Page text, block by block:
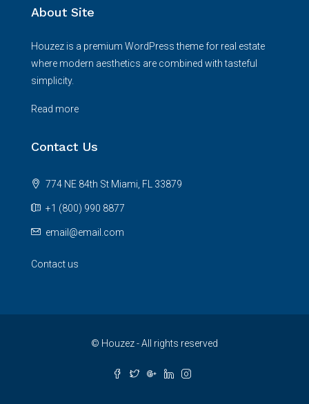
About Site
Houzez is a premium WordPress theme for real estate
where modern aesthetics are combined with tasteful
simplicity.
Read more
Contact Us
774 NE 84th St Miami, FL 33879
+1 (800) 990 8877
email@email.com
Contact us
© Houzez - All rights reserved